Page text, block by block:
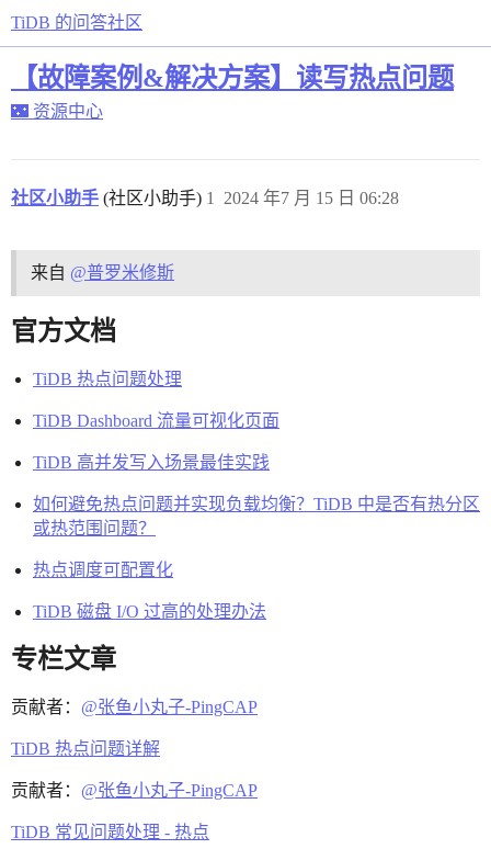
TiDB 的问答社区
【故障案例&解决方案】读写热点问题
🌃 资源中心
社区小助手 (社区小助手) 2024 年7 月 15 日 06:28
1
来自 @普罗米修斯
官方文档
TiDB 热点问题处理
TiDB Dashboard 流量可视化页面
TiDB 高并发写入场景最佳实践
如何避免热点问题并实现负载均衡？TiDB 中是否有热分区
或热范围问题？
热点调度可配置化
TiDB 磁盘 I/O 过高的处理办法
专栏文章
贡献者： @张鱼小丸子-PingCAP
TiDB 热点问题详解
贡献者： @张鱼小丸子-PingCAP
TiDB 常见问题处理 - 热点